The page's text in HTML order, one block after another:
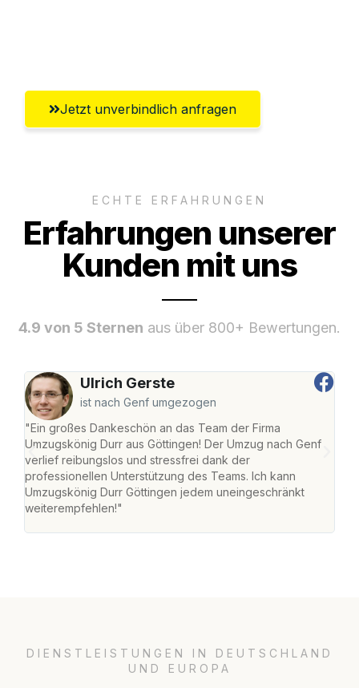
Jetzt unverbindlich anfragen
ECHTE ERFAHRUNGEN
Erfahrungen unserer
Kunden mit uns
4.9 von 5 Sternen aus über 800+ Bewertungen.
Ulrich Gerste
ist nach Genf umgezogen
"Ein großes Dankeschön an das Team der Firma
Umzugskönig Durr aus Göttingen! Der Umzug nach Genf
verlief reibungslos und stressfrei dank der
professionellen Unterstützung des Teams. Ich kann
Umzugskönig Durr Göttingen jedem uneingeschränkt
weiterempfehlen!"
DIENSTLEISTUNGEN IN DEUTSCHLAND
UND EUROPA